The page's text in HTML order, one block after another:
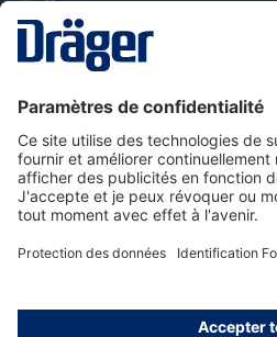
Nous contacter
Service de e-commande
Informations sur les
© Dräger France SAS, 2024